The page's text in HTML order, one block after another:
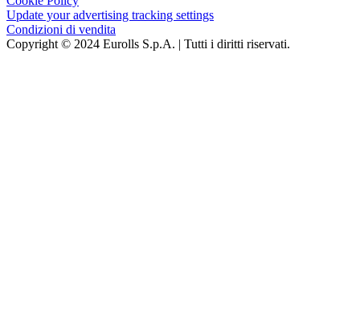
Update your advertising tracking settings
Condizioni di vendita
Copyright © 2024 Eurolls S.p.A. | Tutti i diritti riservati.